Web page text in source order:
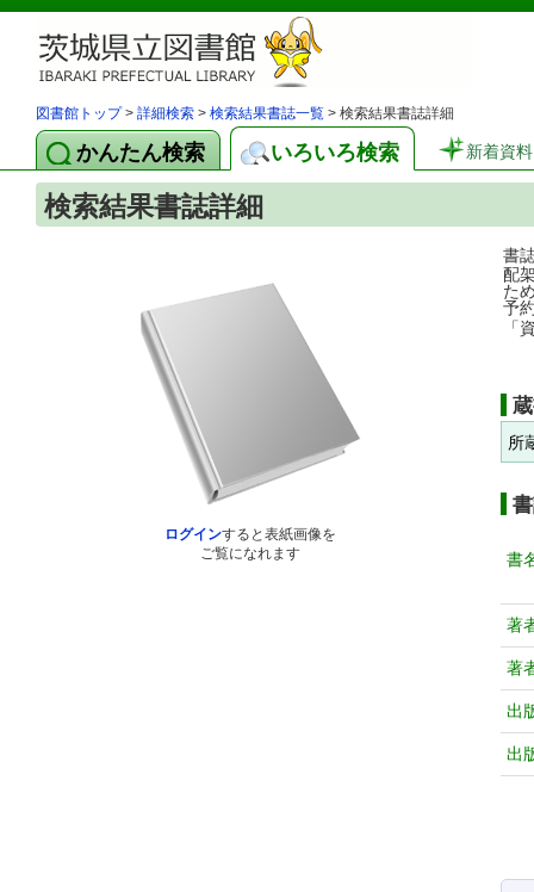
図書館トップ> 詳細検索 > 検索結果書誌一覧 > 検索結果書誌詳細
かんたん検索 いろいろ検索 新着資料
検索結果書誌詳細
ログインすると表紙画像を
ご覧になれます
書
配
た
予
「
所
書
著
著
出
出